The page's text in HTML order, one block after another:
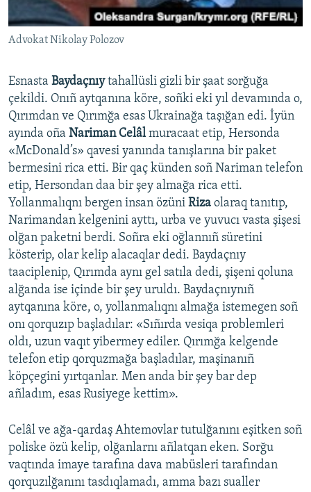
Advokat Nikolay Polozov
Esnasta Baydaçnıytahallüsli gizli bir şaat sorğuğa
çekildi. Onıñ aytqanına köre, soñki eki yıl devamında o,
Qırımdan ve Qırımğa esas Ukrainağa taşığan edi. İyün
ayında oña Nariman Celâlmuracaat etip, Hersonda
«McDonald’s» qavesi yanında tanışlarına bir paket
bermesini rica etti. Bir qaç künden soñ Nariman telefon
etip, Hersondan daa bir şey almağa rica etti.
Yollanmalıqnı bergen insan özüni Riza olaraq tanıtıp,
Narimandan kelgenini ayttı, urba ve yuvucı vasta şişesi
olğan paketni berdi. Soñra eki oğlannıñ süretini
kösterip, olar kelip alacaqlar dedi. Baydaçnıy
taaciplenip, Qırımda aynı gel satıla dedi, şişeni qoluna
alğanda ise içinde bir şey uruldı. Baydaçnıynıñ
aytqanına köre, o, yollanmalıqnı almağa istemegen soñ
onı qorquzıp başladılar: «Sıñırda vesiqa problemleri
oldı, uzun vaqıt yibermey ediler. Qırımğa kelgende
telefon etip qorquzmağa başladılar, maşinanıñ
köpçegini yırtqanlar. Men anda bir şey bar dep
añladım, esas Rusiyege kettim».
Celâl ve ağa-qardaş Ahtemovlar tutulğanını eşitken soñ
poliske özü kelip, olğanlarnı añlatqan eken. Sorğu
vaqtında imaye tarafına dava mabüsleri tarafından
qorquzılğanını tasdıqlamadı, amma bazı sualler